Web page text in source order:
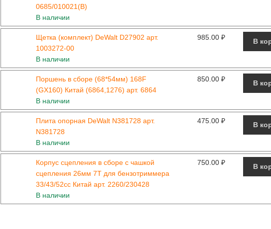
0685/010021(B)
В наличии
Щетка (комплект) DeWalt D27902 арт.
1003272-00
В наличии
985.00₽
В
Поршень в сборе (68*54мм) 168F
(GX160) Китай (6864,1276) арт. 6864
В наличии
850.00₽
В
Плита опорная DeWalt N381728 арт.
N381728
В наличии
475.00₽
В
Корпус сцепления в сборе с чашкой
сцепления 26мм 7T для бензотриммера
33/43/52сс Китай арт. 2260/230428
В наличии
750.00₽
В